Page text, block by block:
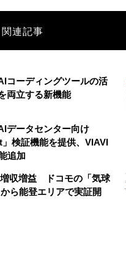
関連記事
コーディングツールの活
両立する新機能
データセンター向け
」検証機能を提供、VIAVI
追加
収増益 ドコモの「気球
ら能登エリアで実証開